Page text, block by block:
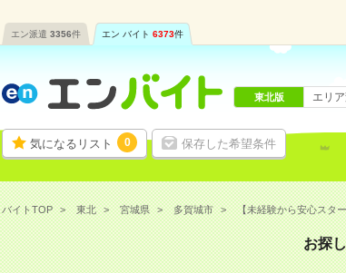
エン派遣 3356件 エン バイト 6373件
気になるリスト 0 保存した希望条件
東北版 エリ
バイトTOP 東北 宮城県 多賀城市 【未経験から安心スタ
お探